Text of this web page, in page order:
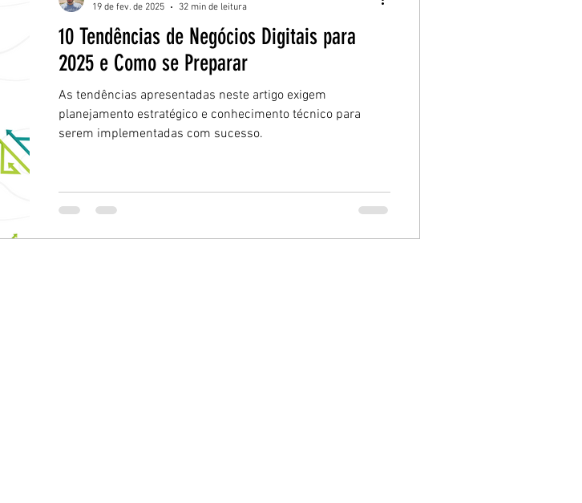
10 Tendências de Negócios Digitais para
2025 e Como se Preparar
As tendências apresentadas neste artigo exigem
planejamento estratégico e conhecimento técnico para
serem implementadas com sucesso.
19 de fev. de 2025
32 min de leitura